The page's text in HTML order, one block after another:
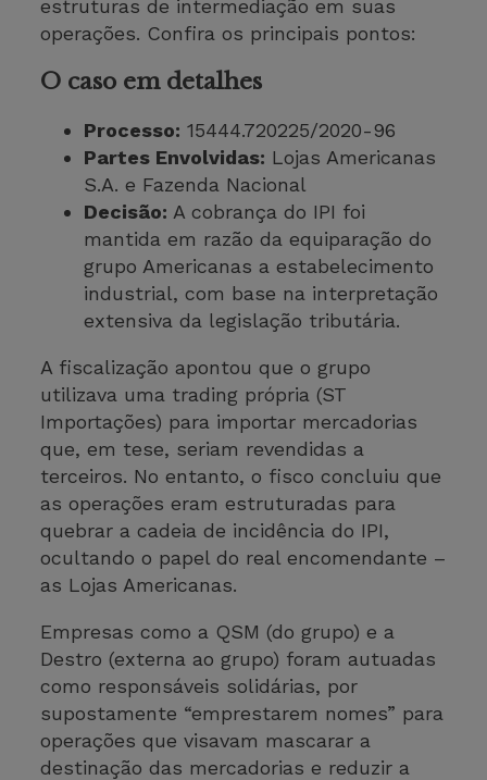
estruturas de intermediação em suas
operações. Confira os principais pontos:
O caso em detalhes
Processo: 15444.720225/2020-96
Partes Envolvidas: Lojas Americanas
S.A. e Fazenda Nacional
Decisão: A cobrança do IPI foi
mantida em razão da equiparação do
grupo Americanas a estabelecimento
industrial, com base na interpretação
extensiva da legislação tributária.
A fiscalização apontou que o grupo
utilizava uma trading própria (ST
Importações) para importar mercadorias
que, em tese, seriam revendidas a
terceiros. No entanto, o fisco concluiu que
as operações eram estruturadas para
quebrar a cadeia de incidência do IPI,
ocultando o papel do real encomendante –
as Lojas Americanas.
Empresas como a QSM (do grupo) e a
Destro (externa ao grupo) foram autuadas
como responsáveis solidárias, por
supostamente “emprestarem nomes” para
operações que visavam mascarar a
destinação das mercadorias e reduzir a